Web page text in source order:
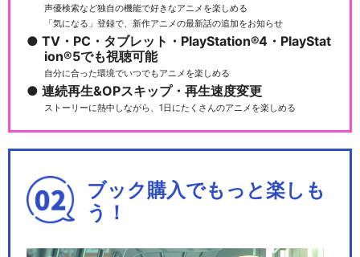
声優検索など独自の機能で好きなアニメを楽しめる
「気になる」登録で、新作アニメの最新話の追加をお知らせ
TV・PC・タブレット・PlayStation®4・PlayStat
ion®5でも視聴可能
自分に合った環境でいつでもアニメを楽しめる
連続再生&OPスキップ・再生速度変更
ストーリーに熱中しながら、1日にたくさんのアニメを楽しめる
ブック購入でもっと楽しも
う！